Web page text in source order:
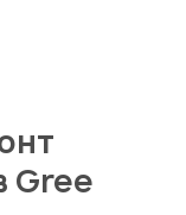
Gree